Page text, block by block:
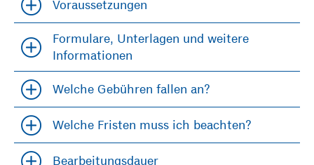
Accordion öfffnen und schließen
Voraussetzungen
Accordion öfffnen und schließen
Formulare, Unterlagen und weitere
Informationen
Accordion öfffnen und schließen
Welche Gebühren fallen an?
Accordion öfffnen und schließen
Welche Fristen muss ich beachten?
Bearbeitungsdauer